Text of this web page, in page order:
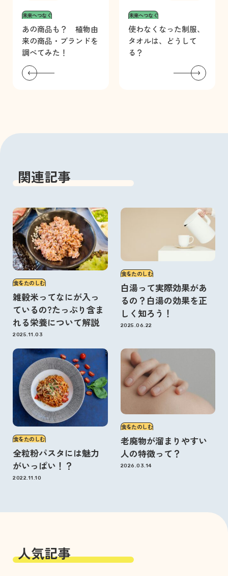
未来へつなぐ
あの商品も？ 植物由
来の商品・ブランドを
調べてみた！
未来へつなぐ
使わなくなった制服、
タオルは、どうして
る？
関連記事
食をたのしむ
雑穀米ってなにが入っ
ているの?たっぷり含ま
れる栄養について解説
2025.11.03
食をたのしむ
白湯って実際効果があ
るの？白湯の効果を正
しく知ろう！
2025.06.22
食をたのしむ
全粒粉パスタには魅力
がいっぱい！？
2022.11.10
食をたのしむ
老廃物が溜まりやすい
人の特徴って？
2026.03.14
人気記事